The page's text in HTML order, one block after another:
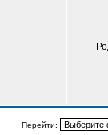
Перейти: